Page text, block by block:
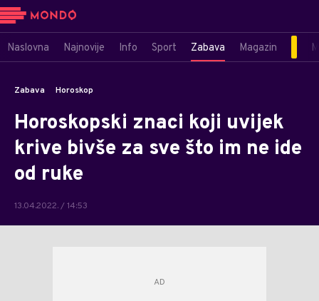
Naslovna Najnovije Info Sport Zabava Magazin
Zabava Horoskop
Horoskopski znaci koji uvijek
krive bivše za sve što im ne ide
od ruke
13.04.2022. / 14:53